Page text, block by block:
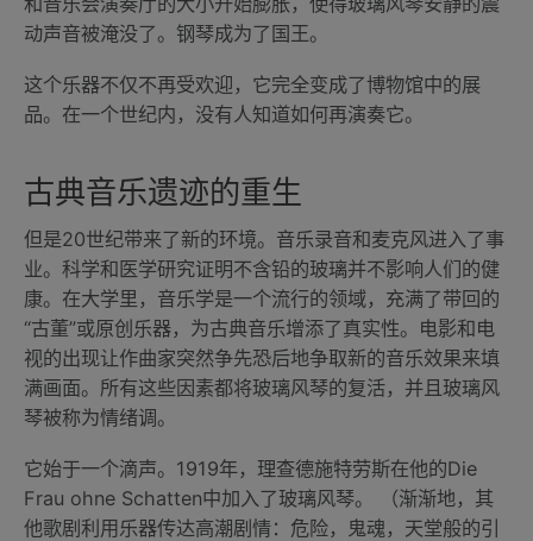
动声音被淹没了。钢琴成为了国王。
这个乐器不仅不再受欢迎，它完全变成了博物馆中的展
品。在一个世纪内，没有人知道如何再演奏它。
古典音乐遗迹的重生
但是20世纪带来了新的环境。音乐录音和麦克风进入了事
业。科学和医学研究证明不含铅的玻璃并不影响人们的健
康。在大学里，音乐学是一个流行的领域，充满了带回的
“古董”或原创乐器，为古典音乐增添了真实性。电影和电
视的出现让作曲家突然争先恐后地争取新的音乐效果来填
满画面。所有这些因素都将玻璃风琴的复活，并且玻璃风
琴被称为情绪调。
它始于一个滴声。1919年，理查德施特劳斯在他的Die
Frau ohne Schatten中加入了玻璃风琴。 （渐渐地，其
他歌剧利用乐器传达高潮剧情：危险，鬼魂，天堂般的引